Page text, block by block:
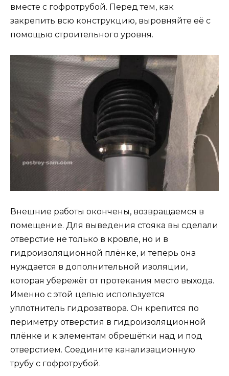
вместе с гофротрубой. Перед тем, как
закрепить всю конструкцию, выровняйте её с
помощью строительного уровня.
Внешние работы окончены, возвращаемся в
помещение. Для выведения стояка вы сделали
отверстие не только в кровле, но и в
гидроизоляционной плёнке, и теперь она
нуждается в дополнительной изоляции,
которая убережёт от протекания место выхода.
Именно с этой целью используется
уплотнитель гидрозатвора. Он крепится по
периметру отверстия в гидроизоляционной
плёнке и к элементам обрешётки над и под
отверстием. Соедините канализационную
трубу с гофротрубой.